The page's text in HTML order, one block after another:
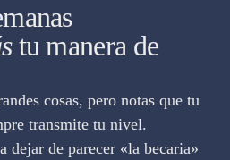
tu manera de
cosas, pero notas que tu
transmite tu nivel.
dejar de parecer «la becaria»